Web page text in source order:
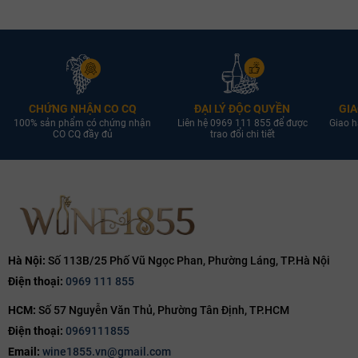
CHỨNG NHẬN CO CQ
100% sản phẩm có chứng nhận
CO CQ đầy đủ
ĐẠI LÝ ĐỘC QUYỀN
Liên hệ 0969 111 855 để được
trao đổi chi tiết
Giao
Hà Nội: Số 113B/25 Phố Vũ Ngọc Phan, Phường Láng, TP.Hà Nội
Điện thoại: 0969 111 855
HCM: Số 57 Nguyễn Văn Thủ, Phường Tân Định, TP.HCM
Điện thoại: 0969111855
Email: wine1855.vn@gmail.com